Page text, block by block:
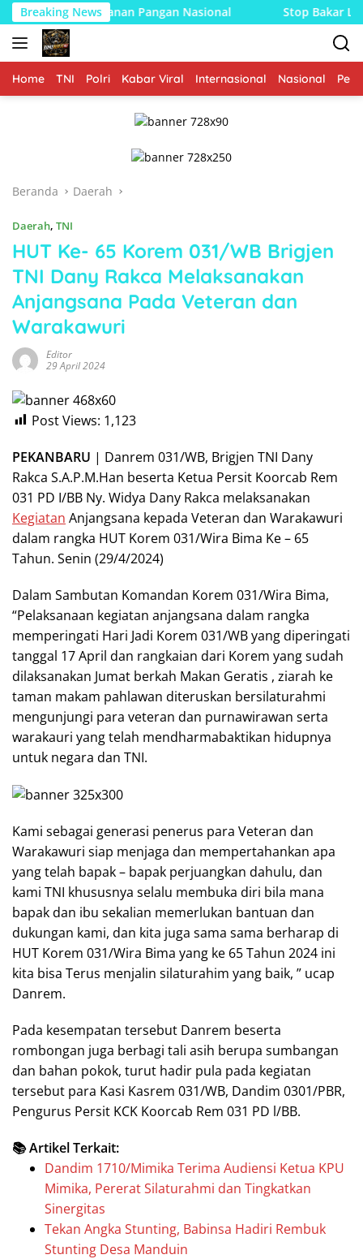
Langsung
ke
konten
Breaking News
Ketahanan Pangan Nasional Stop Bakar Lahan,
Home TNI Polri Kabar Viral Internasional Nasional
Beranda Daerah
Daerah, TNI
HUT Ke- 65 Korem 031/WB Brigjen
TNI Dany Rakca Melaksanakan
Anjangsana Pada Veteran dan
Warakawuri
Editor
29 April 2024
Post Views: 1,123
PEKANBARU | Danrem 031/WB, Brigjen TNI Dany
Rakca S.A.P.M.Han beserta Ketua Persit Koorcab Rem
031 PD I/BB Ny. Widya Dany Rakca melaksanakan
Kegiatan Anjangsana kepada Veteran dan Warakawuri
dalam rangka HUT Korem 031/Wira Bima Ke – 65
Tahun. Senin (29/4/2024)
Dalam Sambutan Komandan Korem 031/Wira Bima,
“Pelaksanaan kegiatan anjangsana dalam rangka
memperingati Hari Jadi Korem 031/WB yang diperingati
tanggal 17 April dan rangkaian dari Korem yang sudah
dilaksanakan Jumat berkah Makan Geratis , ziarah ke
taman makam pahlawan diteruskan bersilaturahmi
mengunjungi para veteran dan purnawirawan serta
warakauri yang telah mendharmabaktikan hidupnya
untuk negara dan TNI.
Kami sebagai generasi penerus para Veteran dan
Warakawuri siap menjaga dan mempertahankan apa
yang telah bapak – bapak perjuangkan dahulu, dan
kami TNI khususnya selalu membuka diri bila mana
bapak dan ibu sekalian memerlukan bantuan dan
dukungan kami, dan kita juga sama sama berharap di
HUT Korem 031/Wira Bima yang ke 65 Tahun 2024 ini
kita bisa Terus menjalin silaturahim yang baik, ” ucap
Danrem.
Pada kesempatan tersebut Danrem beserta
rombongan juga berbagi tali asih berupa sumbangan
dan bahan pokok, turut hadir pula pada kegiatan
tersebut para Kasi Kasrem 031/WB, Dandim 0301/PBR,
Pengurus Persit KCK Koorcab Rem 031 PD l/BB.
📚 Artikel Terkait:
Dandim 1710/Mimika Terima Audiensi Ketua KPU
Mimika, Pererat Silaturahmi dan Tingkatkan
Sinergitas
Tekan Angka Stunting, Babinsa Hadiri Rembuk
Stunting Desa Manduin